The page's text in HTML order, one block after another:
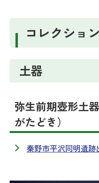
コレクション
土器
弥生前期壺形土
がたどき）
秦野市平沢同明遺